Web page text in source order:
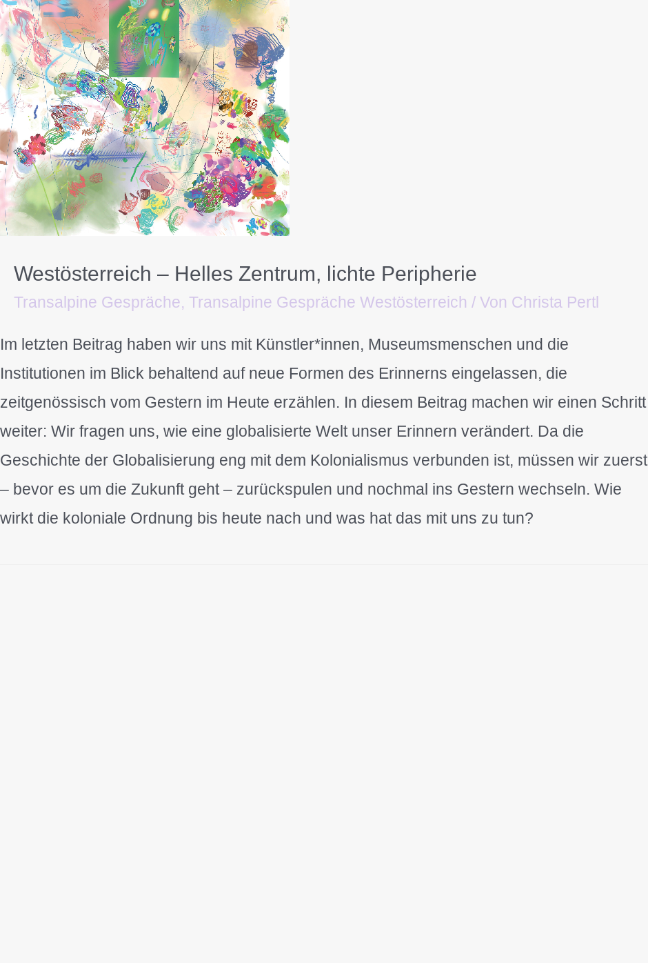
Westösterreich – Helles Zentrum, lichte Peripherie
Transalpine Gespräche, Transalpine Gespräche Westösterreich / Von Christa Pertl
Im letzten Beitrag haben wir uns mit Künstler*innen, Museumsmenschen und die
Institutionen im Blick behaltend auf neue Formen des Erinnerns eingelassen, die
zeitgenössisch vom Gestern im Heute erzählen. In diesem Beitrag machen wir einen Schritt
weiter: Wir fragen uns, wie eine globalisierte Welt unser Erinnern verändert. Da die
Geschichte der Globalisierung eng mit dem Kolonialismus verbunden ist, müssen wir zuerst
– bevor es um die Zukunft geht – zurückspulen und nochmal ins Gestern wechseln. Wie
wirkt die koloniale Ordnung bis heute nach und was hat das mit uns zu tun?